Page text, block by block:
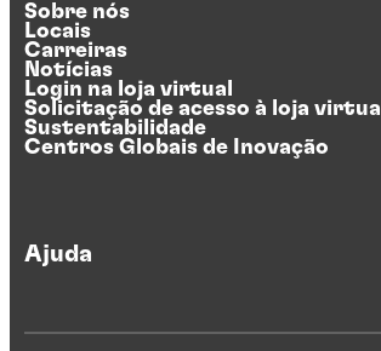
Sobre nós
Locais
Carreiras
Notícias
Login na loja virtual
Solicitação de acesso à loja virtual
Sustentabilidade
Centros Globais de Inovação
Ajuda